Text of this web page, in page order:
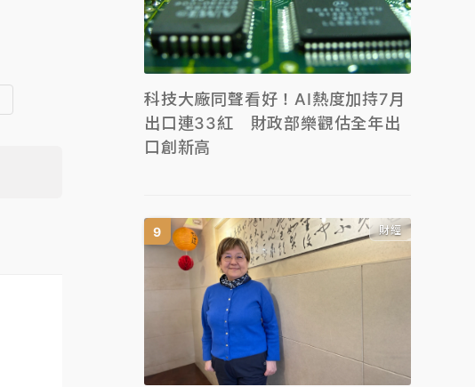
科技大廠同聲看好！AI熱度加持7月
出口連33紅 財政部樂觀估全年出
口創新高
財經